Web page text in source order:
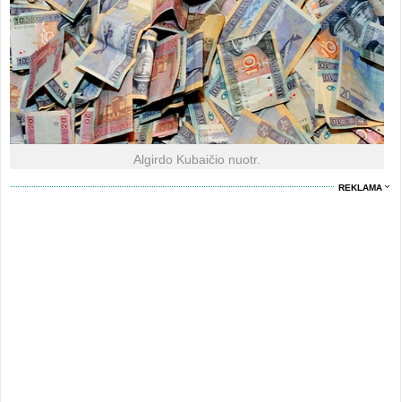
Algirdo Kubaičio nuotr.
REKLAMA